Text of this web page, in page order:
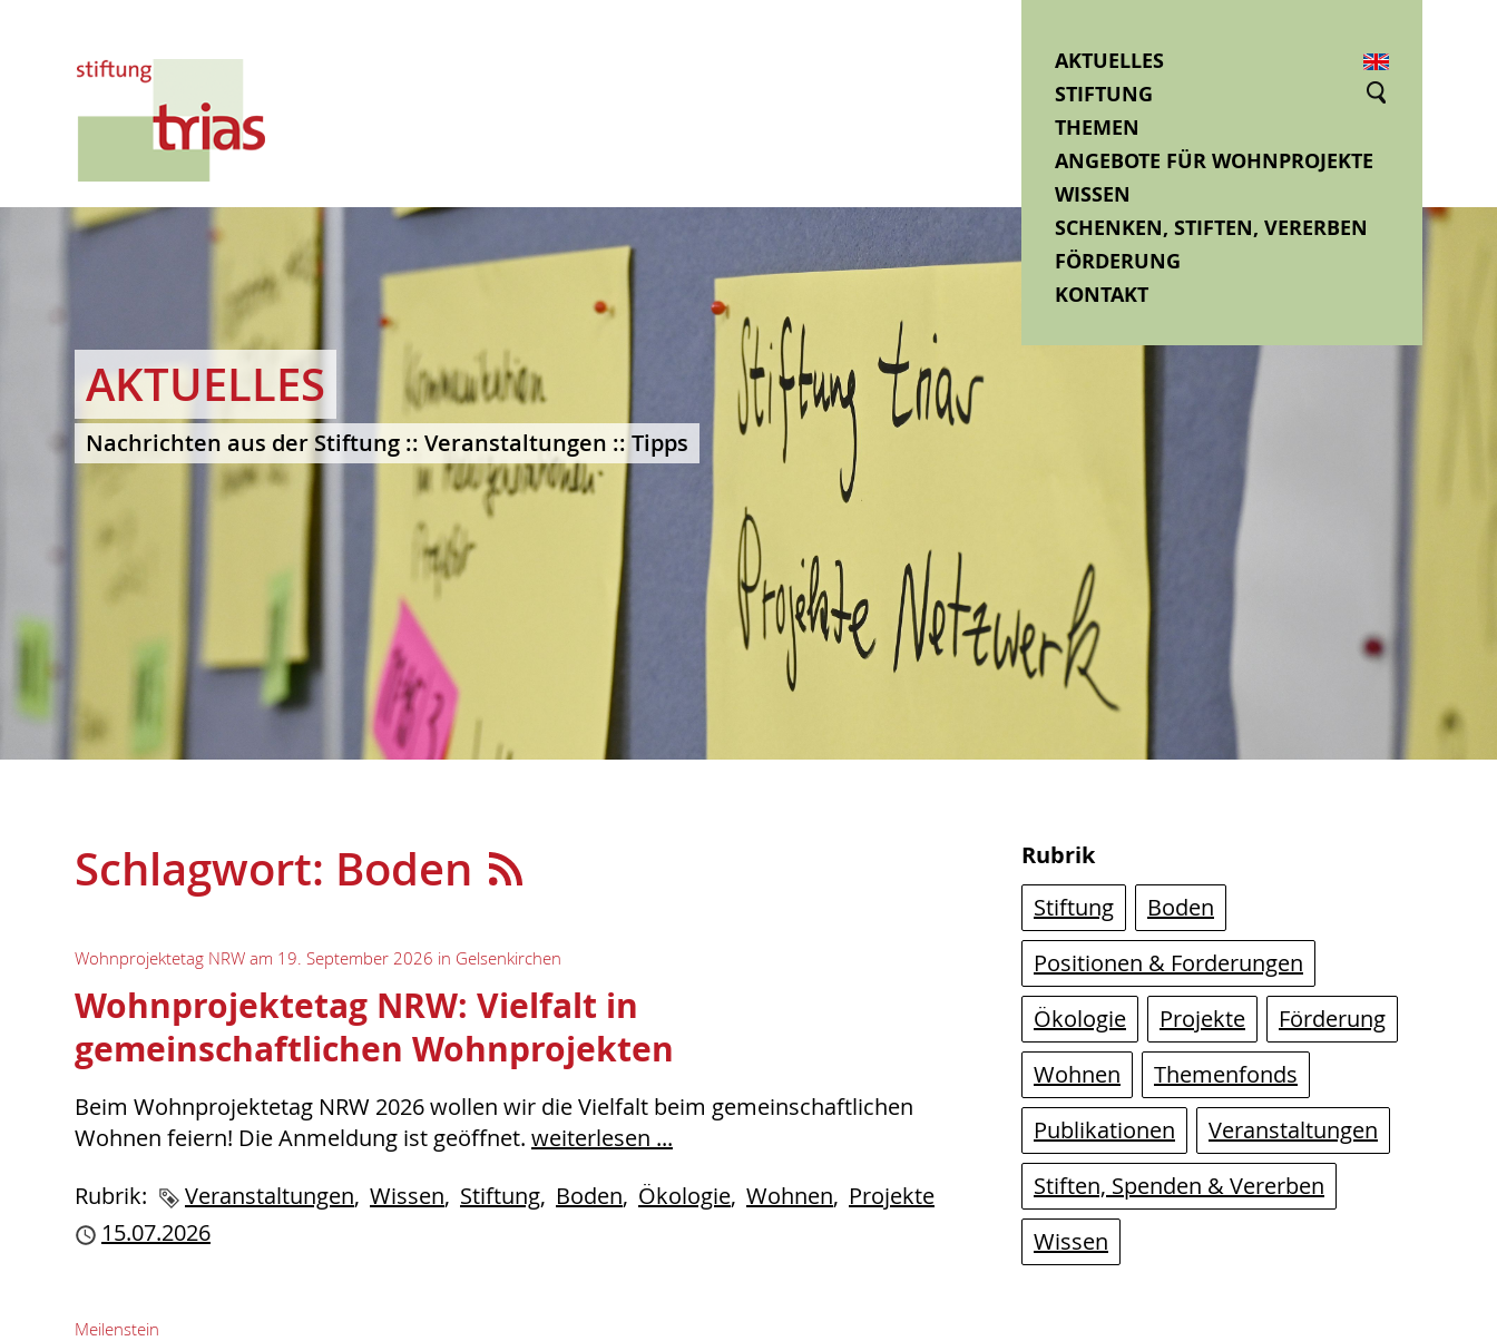
AKTUELLES
STIFTUNG
THEMEN
ANGEBOTE FÜR WOHNPROJEKTE
WISSEN
SCHENKEN, STIFTEN, VERERBEN
FÖRDERUNG
KONTAKT
AKTUELLES
Nachrichten aus der Stiftung :: Veranstaltungen :: Tipps
Schlagwort: Boden
Wohnprojektetag NRW am 19. September 2026 in Gelsenkirchen
Wohnprojektetag NRW: Vielfalt in
gemeinschaftlichen Wohnprojekten
Beim Wohnprojektetag NRW 2026 wollen wir die Vielfalt beim gemeinschaftlichen
Wohnen feiern! Die Anmeldung ist geöffnet. weiterlesen ...
Rubrik:
Schlagworte
Veranstaltungen Wissen Stiftung Boden Ökologie Wohnen
Projekte
Publiziert
15.07.2026
Meilenstein
Rubrik
Stiftung
Boden
Positionen & Forderungen
Ökologie
Projekte
Förderung
Wohnen
Themenfonds
Publikationen
Veranstaltungen
Stiften, Spenden & Vererben
Wissen